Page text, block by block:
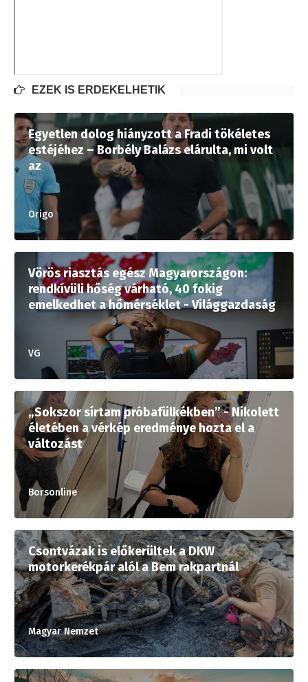
EZEK IS ÉRDEKELHETIK
Egyetlen dolog hiányzott a Fradi tökéletes
estéjéhez – Borbély Balázs elárulta, mi volt
az
Origo
Vörös riasztás egész Magyarországon:
rendkívüli hőség várható, 40 fokig
emelkedhet a hőmérséklet - Világgazdaság
VG
„Sokszor sírtam próbafülkékben” - Nikolett
életében a vérkép eredménye hozta el a
változást
Borsonline
Csontvázak is előkerültek a DKW
motorkerékpár alól a Bem rakpartnál
Magyar Nemzet